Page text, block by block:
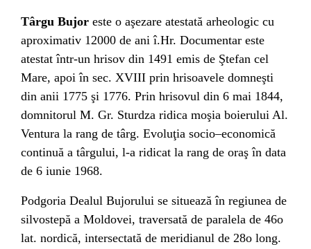
Târgu Bujor este o aşezare atestată arheologic cu
aproximativ 12000 de ani î.Hr. Documentar este
atestat într-un hrisov din 1491 emis de Ştefan cel
Mare, apoi în sec. XVIII prin hrisoavele domneşti
din anii 1775 şi 1776. Prin hrisovul din 6 mai 1844,
domnitorul M. Gr. Sturdza ridica moşia boierului Al.
Ventura la rang de târg. Evoluţia socio–economică
continuă a târgului, l-a ridicat la rang de oraş în data
de 6 iunie 1968.
Podgoria Dealul Bujorului se situează în regiunea de
silvostepă a Moldovei, traversată de paralela de 46o
lat. nordică, intersectată de meridianul de 28o long.